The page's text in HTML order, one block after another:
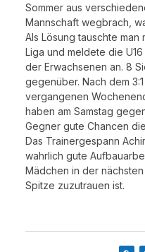
Sommer aus
Mannschaft wegbrach,
Als Lösung tauschte
Liga und meldete die
der Erwachsenen an. 8
gegenüber. Nach dem
vergangenen
haben am Samstag
Gegner gute Chancen
Das Trainergespann
wahrlich gute
Mädchen in der
Spitze zuzutrauen ist.